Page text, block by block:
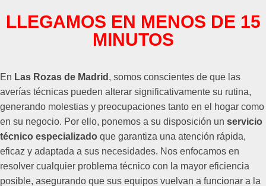
LLEGAMOS EN MENOS DE 15
MINUTOS
En Las Rozas de Madrid , somos conscientes de que las
averías técnicas pueden alterar significativamente su rutina,
generando molestias y preocupaciones tanto en el hogar como
en su negocio. Por ello, ponemos a su disposición un servicio
técnico especializado que garantiza una atención rápida,
eficaz y adaptada a sus necesidades. Nos enfocamos en
resolver cualquier problema técnico con la mayor eficiencia
posible, asegurando que sus equipos vuelvan a funcionar a la